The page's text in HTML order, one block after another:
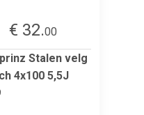
€ 32.00
Stalen velg
4x100 5,5J